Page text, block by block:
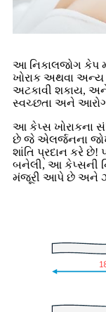
આ નિકાલજોગ કેપ
ખોરાક અથવા અન્ય
અટકાવી શકાય, અને
સ્વચ્છતા અને
આ કેપ્સ ખોરાકના
છે જે એલર્જનના
શાંતિ પ્રદાન કરે છે!
બનેલી, આ કેપ્સની
મંજૂરી આપે છે અને